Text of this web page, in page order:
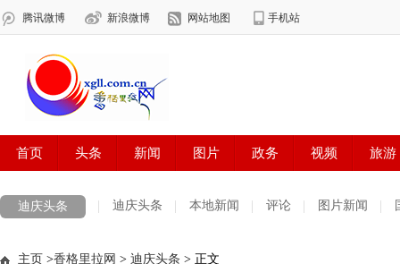
迪庆头条 迪庆头条 本地新闻 评论 图片新闻
主页 >香格里拉网 > 迪庆头条 > 正文